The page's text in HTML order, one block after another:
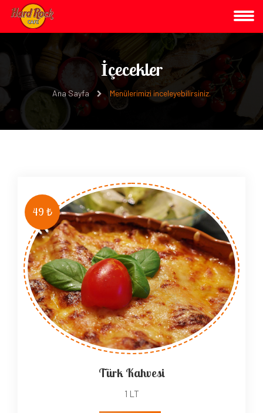
İçecekler
Ana Sayfa Menülerimizi inceleyebilirsiniz.
49 ₺
Türk Kahvesi
1 LT